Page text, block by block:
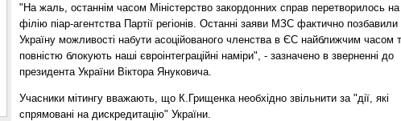
"На жаль, останнім часом Міністерство закордонних справ перетворилось на
філію піар-агентства Партії регіонів. Останні заяви МЗС фактично позбавили
Україну можливості набути асоційованого членства в ЄС найближчим часом
повністю блокують наші євроінтеграційні наміри", - зазначено в зверненні до
президента України Віктора Януковича.
Учасники мітингу вважають, що К.Грищенка необхідно звільнити за "дії, які
спрямовані на дискредитацію" України.